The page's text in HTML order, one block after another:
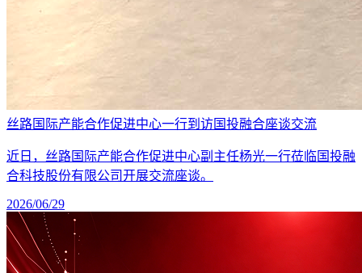
丝路国际产能合作促进中心一行到访国投融合座谈交流
近日，丝路国际产能合作促进中心副主任杨光一行莅临国投融
合科技股份有限公司开展交流座谈。
2026/06/29